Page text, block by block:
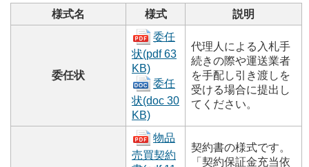
様式名 様式 説明
委任状
委任
状(pdf 63
KB)
委任
状(doc 30
KB)
代理人による入札手
続きの際や運送業者
を手配し引き渡しを
受ける場合に提出し
てください。
物品
売買契約
契約書の様式です。
「契約保証金充当依